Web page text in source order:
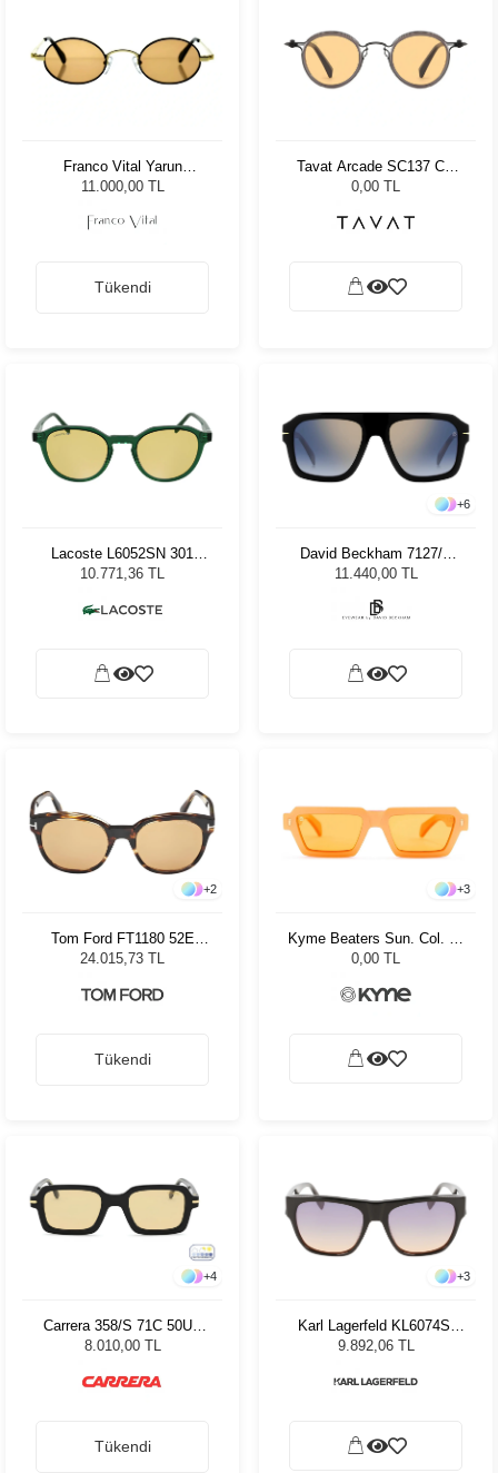
Franco Vital Yarun
BLK/GLD Unisex Güneş
11.000,00 TL
Tükendi
Tavat Arcade SC137 Col
BSL 46
0,00 TL
Lacoste L6052SN 301
Trans Green Unisex Güneş
10.771,36 TL
+6
David Beckham 7127/S
WR7/1V - 54 Erkek Güneş
11.440,00 TL
+2
Tom Ford FT1180 52E
Unisex Güneş Gözlüğü
24.015,73 TL
Tükendi
+3
Kyme Beaters Sun. Col. 05
Kadın Güneş Gözlüğü
0,00 TL
+4
Carrera 358/S 71C 50UK
Unisex Güneş Gözlüğü
8.010,00 TL
Tükendi
+3
Karl Lagerfeld KL6074S-
001 Black Kadın Güneş
Gözlüğü
9.892,06 TL